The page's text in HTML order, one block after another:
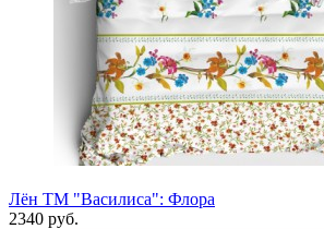
Лён ТМ "Василиса": Флора
2340 руб.